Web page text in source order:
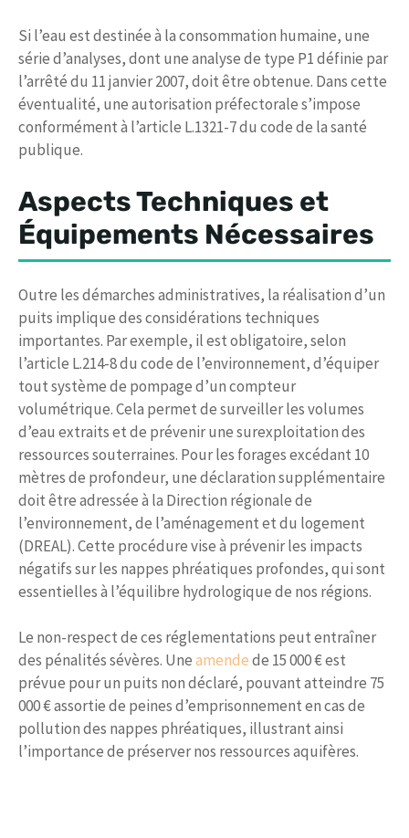
Si l’eau est destinée à la consommation humaine, une
série d’analyses, dont une analyse de type P1 définie par
l’arrêté du 11 janvier 2007, doit être obtenue. Dans cette
éventualité, une autorisation préfectorale s’impose
conformément à l’article L.1321-7 du code de la santé
publique.
Aspects Techniques et
Équipements Nécessaires
Outre les démarches administratives, la réalisation d’un
puits implique des considérations techniques
importantes. Par exemple, il est obligatoire, selon
l’article L.214-8 du code de l’environnement, d’équiper
tout système de pompage d’un compteur
volumétrique. Cela permet de surveiller les volumes
d’eau extraits et de prévenir une surexploitation des
ressources souterraines. Pour les forages excédant 10
mètres de profondeur, une déclaration supplémentaire
doit être adressée à la Direction régionale de
l’environnement, de l’aménagement et du logement
(DREAL). Cette procédure vise à prévenir les impacts
négatifs sur les nappes phréatiques profondes, qui sont
essentielles à l’équilibre hydrologique de nos régions.
Le non-respect de ces réglementations peut entraîner
des pénalités sévères. Uneamendede 15 000 € est
prévue pour un puits non déclaré, pouvant atteindre 75
000 € assortie de peines d’emprisonnement en cas de
pollution des nappes phréatiques, illustrant ainsi
l’importance de préserver nos ressources aquifères.